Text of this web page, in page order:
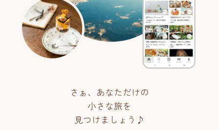
さぁ、あなただけの
小さな旅を
見つけましょう♪